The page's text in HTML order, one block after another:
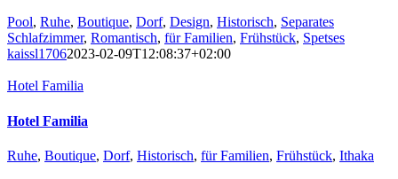
Pool, Ruhe, Boutique, Dorf, Design, Historisch, Separates
Schlafzimmer, Romantisch, für Familien, Frühstück, Spetses
kaissl17062023-02-09T12:08:37+02:00
Hotel Familia
Hotel Familia
Ruhe, Boutique, Dorf, Historisch, für Familien, Frühstück, Ithaka